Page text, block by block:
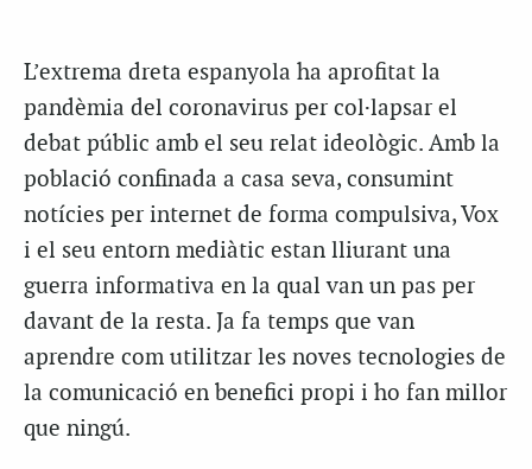
L’extrema dreta espanyola ha aprofitat la
pandèmia del coronavirus per col·lapsar el
debat públic amb el seu relat ideològic. Amb la
població confinada a casa seva, consumint
notícies per internet de forma compulsiva, Vox
i el seu entorn mediàtic estan lliurant una
guerra informativa en la qual van un pas per
davant de la resta. Ja fa temps que van
aprendre com utilitzar les noves tecnologies de
la comunicació en benefici propi i ho fan millor
que ningú.